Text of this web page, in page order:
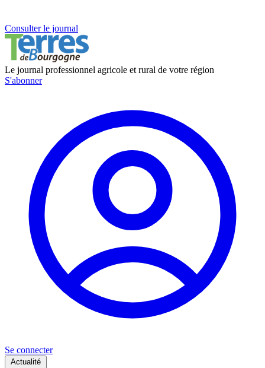
Consulter le journal
Le journal professionnel agricole et rural de votre région
S'abonner
Se connecter
Actualité